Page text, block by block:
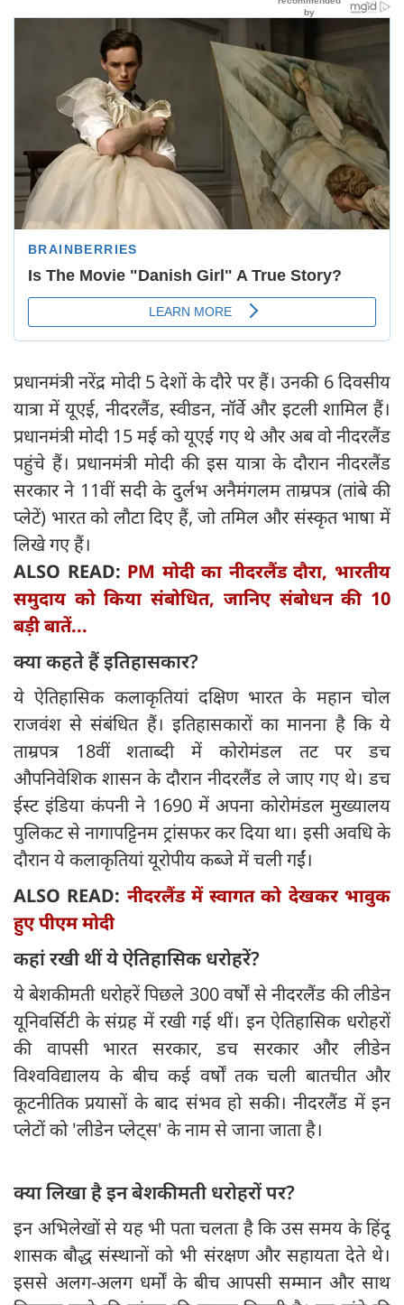
प्रधानमंत्री नरेंद्र मोदी 5 देशों के दौरे पर हैं। उनकी 6 दिवसीय
यात्रा में यूएई, नीदरलैंड, स्वीडन, नॉर्वे और इटली शामिल हैं।
प्रधानमंत्री मोदी 15 मई को यूएई गए थे और अब वो नीदरलैंड
पहुंचे हैं। प्रधानमंत्री मोदी की इस यात्रा के दौरान नीदरलैंड
सरकार ने 11वीं सदी के दुर्लभ अनैमंगलम ताम्रपत्र (तांबे की
प्लेटें) भारत को लौटा दिए हैं, जो तमिल और संस्कृत भाषा में
लिखे गए हैं।
ALSO READ: PM मोदी का नीदरलैंड दौरा, भारतीय
समुदाय को किया संबोधित, जानिए संबोधन की 10
बड़ी बातें...
क्‍या कहते हैं इतिहासकार?
ये ऐतिहासिक कलाकृतियां दक्षिण भारत के महान चोल
राजवंश से संबंधित हैं। इतिहासकारों का मानना ​​है कि ये
ताम्रपत्र 18वीं शताब्दी में कोरोमंडल तट पर डच
औपनिवेशिक शासन के दौरान नीदरलैंड ले जाए गए थे। डच
ईस्ट इंडिया कंपनी ने 1690 में अपना कोरोमंडल मुख्यालय
पुलिकट से नागापट्टिनम ट्रांसफर कर दिया था। इसी अवधि के
दौरान ये कलाकृतियां यूरोपीय कब्जे में चली गईं।
ALSO READ: नीदरलैंड में स्वागत को देखकर भावुक
हुए पीएम मोदी
कहां रखी थीं ये ऐतिहासिक धरोहरें?
ये बेशकीमती धरोहरें पिछले 300 वर्षों से नीदरलैंड की लीडेन
यूनिवर्सिटी के संग्रह में रखी गई थीं। इन ऐतिहासिक धरोहरों
की वापसी भारत सरकार, डच सरकार और लीडेन
विश्वविद्यालय के बीच कई वर्षों तक चली बातचीत और
कूटनीतिक प्रयासों के बाद संभव हो सकी। नीदरलैंड में इन
प्लेटों को 'लीडेन प्लेट्स' के नाम से जाना जाता है।
क्या लिखा है इन बेशकीमती धरोहरों पर?
इन अभिलेखों से यह भी पता चलता है कि उस समय के हिंदू
शासक बौद्ध संस्थानों को भी संरक्षण और सहायता देते थे।
इससे अलग-अलग धर्मों के बीच आपसी सम्मान और साथ